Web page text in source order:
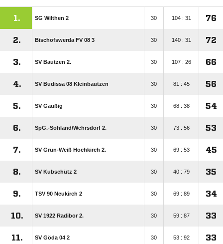
1. SG Wilthen 2 30 104 : 31 76
2. Bischofswerda FV 08 3 30 140 : 31 72
3. SV Bautzen 2. 30 107 : 26 66
4. SV Budissa 08 Kleinbautzen 30 81 : 45 56
5. SV Gaußig 30 68 : 38 54
6. SpG.-Sohland/​Wehrsdorf 2. 30 73 : 56 53
7. SV Grün-Weiß Hochkirch 2. 30 69 : 53 45
8. SV Kubschütz 2 30 40 : 79 35
9. TSV 90 Neukirch 2 30 69 : 89 34
10. SV 1922 Radibor 2. 30 59 : 87 33
11. SV Göda 04 2 30 53 : 92 33